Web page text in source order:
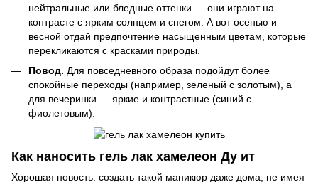
нейтральные или бледные оттенки — они играют на
контрасте с ярким солнцем и снегом. А вот осенью и
весной отдай предпочтение насыщенным цветам, которые
перекликаются с красками природы.
Повод. Для повседневного образа подойдут более
спокойные переходы (например, зеленый с золотым), а
для вечеринки — яркие и контрастные (синий с
фиолетовым).
Как наносить гель лак хамелеон Ду ит
Хорошая новость: создать такой маникюр даже дома, не имея